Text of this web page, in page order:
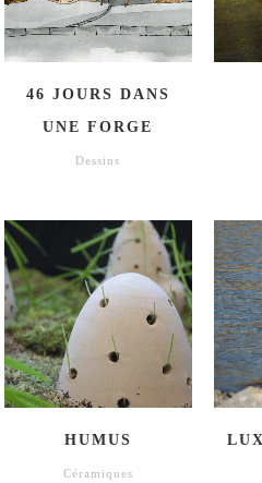
46 JOURS DANS
UNE FORGE
Dessins
HUMUS
Céramiques